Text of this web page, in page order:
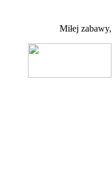
Miłej zabawy,